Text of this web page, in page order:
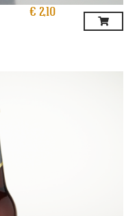
€ 2,10